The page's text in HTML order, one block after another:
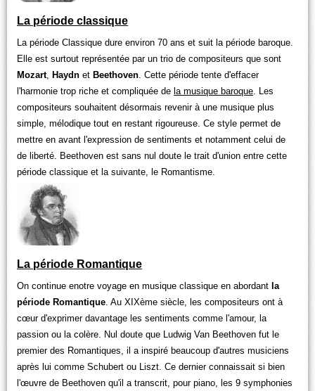
La période classique
La période Classique dure environ 70 ans et suit la période baroque.
Elle est surtout représentée par un trio de compositeurs que sont
Mozart, Haydn et Beethoven. Cette période tente d'effacer
l'harmonie trop riche et compliquée de la musique baroque. Les
compositeurs souhaitent désormais revenir à une musique plus
simple, mélodique tout en restant rigoureuse. Ce style permet de
mettre en avant l'expression de sentiments et notamment celui de
de liberté. Beethoven est sans nul doute le trait d'union entre cette
période classique et la suivante, le Romantisme.
La période Romantique
On continue enotre voyage en musique classique en abordant la
période Romantique. Au XIXème siècle, les compositeurs ont à
cœur d'exprimer davantage les sentiments comme l'amour, la
passion ou la colère. Nul doute que Ludwig Van Beethoven fut le
premier des Romantiques, il a inspiré beaucoup d'autres musiciens
après lui comme Schubert ou Liszt. Ce dernier connaissait si bien
l'œuvre de Beethoven qu'il a transcrit, pour piano, les 9 symphonies